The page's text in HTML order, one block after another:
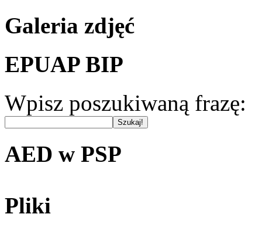
Galeria zdjęć
EPUAP BIP
Wpisz poszukiwaną frazę:
AED w PSP
Pliki